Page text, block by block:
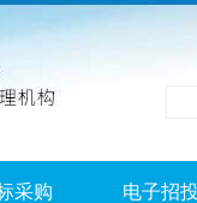
采购 电子招